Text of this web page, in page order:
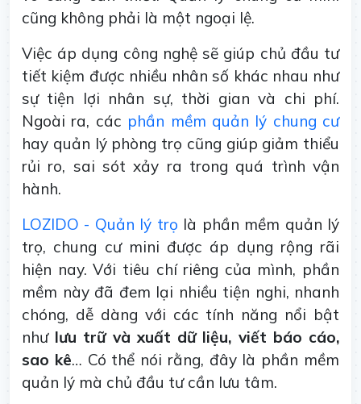
cũng không phải là một ngoại lệ.
Việc áp dụng công nghệ sẽ giúp chủ đầu tư
tiết kiệm được nhiều nhân số khác nhau như
sự tiện lợi nhân sự, thời gian và chi phí.
Ngoài ra, các phần mềm quản lý chung cư
hay quản lý phòng trọ cũng giúp giảm thiểu
rủi ro, sai sót xảy ra trong quá trình vận
hành.
LOZIDO - Quản lý trọ là phần mềm quản lý
trọ, chung cư mini được áp dụng rộng rãi
hiện nay. Với tiêu chí riêng của mình, phần
mềm này đã đem lại nhiều tiện nghi, nhanh
chóng, dễ dàng với các tính năng nổi bật
như lưu trữ và xuất dữ liệu, viết báo cáo,
sao kê… Có thể nói rằng, đây là phần mềm
quản lý mà chủ đầu tư cần lưu tâm.